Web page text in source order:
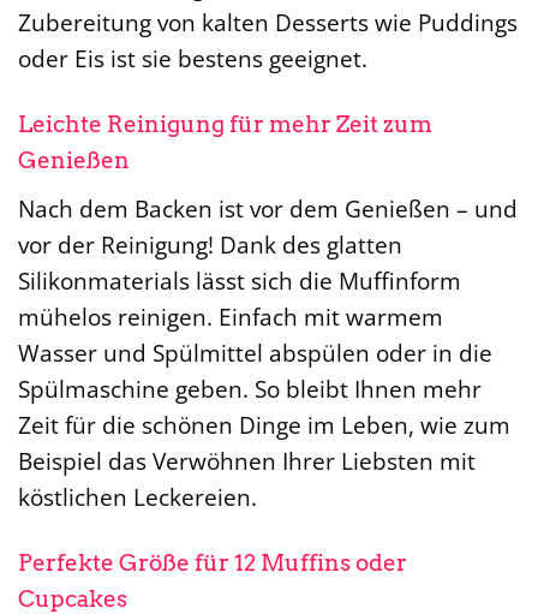
Zubereitung von kalten Desserts wie Puddings
oder Eis ist sie bestens geeignet.
Leichte Reinigung für mehr Zeit zum
Genießen
Nach dem Backen ist vor dem Genießen – und
vor der Reinigung! Dank des glatten
Silikonmaterials lässt sich die Muffinform
mühelos reinigen. Einfach mit warmem
Wasser und Spülmittel abspülen oder in die
Spülmaschine geben. So bleibt Ihnen mehr
Zeit für die schönen Dinge im Leben, wie zum
Beispiel das Verwöhnen Ihrer Liebsten mit
köstlichen Leckereien.
Perfekte Größe für 12 Muffins oder
Cupcakes